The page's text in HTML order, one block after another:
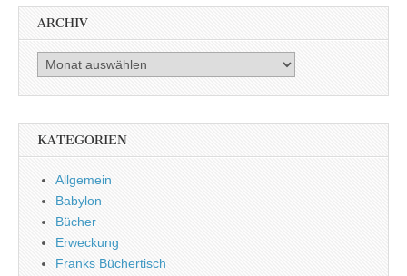
ARCHIV
Archiv
KATEGORIEN
Allgemein
Babylon
Bücher
Erweckung
Franks Büchertisch